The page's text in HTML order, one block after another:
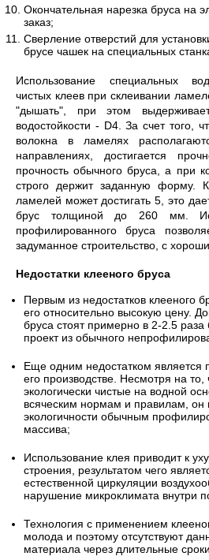
Окончательная нарезка бруса на
заказ;
Сверление отверстий для
брусе чашек на специальных
Использование специальных
чистых клеев при склеивании
"дышать", при этом
водостойкости - D4. За счет того,
волокна в ламелях
направлениях, достигается
прочность обычного бруса, а при
строго держит заданную форму.
ламелей может достигать 5, это
брус толщиной до 260 мм.
профилированного бруса
задуманное строительство, с
Недостатки клееного бруса
Первым из недостатков клееного
его относительно высокую цену.
бруса стоят примерно в 2-2.5
проект из обычного
Еще одним недостатком является
его производстве. Несмотря на
экологически чистые на водной
всяческим нормам и правилам, он
экологичности обычным
массива;
Использование клея приводит к
строения, результатом чего
естественной циркуляции
нарушение микроклимата внутри
Технология с применением
молода и поэтому отсутствуют
материала через длительные